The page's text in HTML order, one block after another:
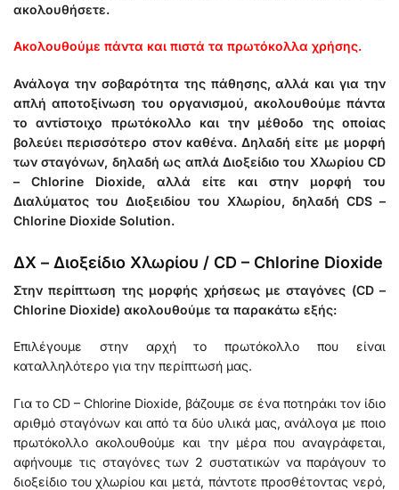
ακολουθήσετε.
Ακολουθούμε πάντα και πιστά τα πρωτόκολλα χρήσης.
Ανάλογα την σοβαρότητα της πάθησης, αλλά και για την
απλή αποτοξίνωση του οργανισμού, ακολουθούμε πάντα
το αντίστοιχο πρωτόκολλο και την μέθοδο της οποίας
βολεύει περισσότερο στον καθένα. Δηλαδή είτε με μορφή
των σταγόνων, δηλαδή ως απλά Διοξείδιο του Χλωρίου CD
– Chlorine Dioxide, αλλά είτε και στην μορφή του
Διαλύματος του Διοξειδίου του Χλωρίου, δηλαδή CDS –
Chlorine Dioxide Solution.
ΔΧ – Διοξείδιο Χλωρίου / CD – Chlorine Dioxide
Στην περίπτωση της μορφής χρήσεως με σταγόνες (CD –
Chlorine Dioxide) ακολουθούμε τα παρακάτω εξής:
Επιλέγουμε στην αρχή το πρωτόκολλο που είναι
καταλληλότερο για την περίπτωσή μας.
Για το CD – Chlorine Dioxide, βάζουμε σε ένα ποτηράκι τον ίδιο
αριθμό σταγόνων και από τα δύο υλικά μας, ανάλογα με ποιο
πρωτόκολλο ακολουθούμε και την μέρα που αναγράφεται,
αφήνουμε τις σταγόνες των 2 συστατικών να παράγουν το
διοξείδιο του χλωρίου και μετά, πάντοτε προσθέτοντας νερό,